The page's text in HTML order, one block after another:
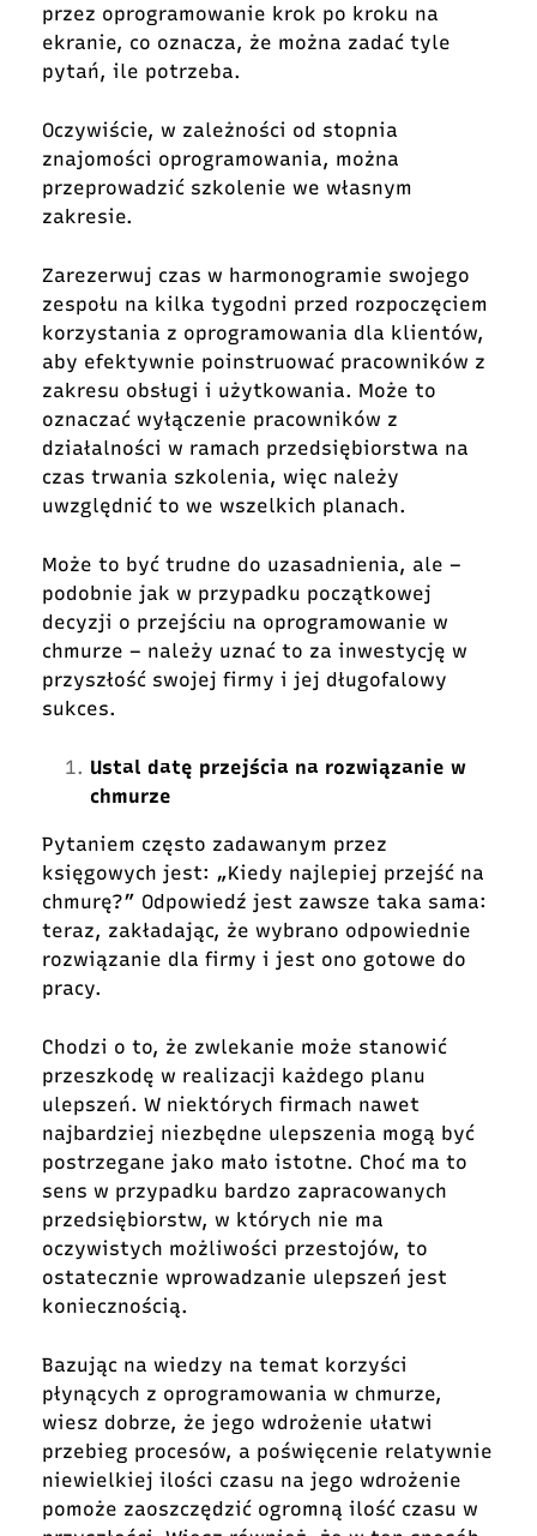
przez oprogramowanie krok po kroku na
ekranie, co oznacza, że można zadać tyle
pytań, ile potrzeba.
Oczywiście, w zależności od stopnia
znajomości oprogramowania, można
przeprowadzić szkolenie we własnym
zakresie.
Zarezerwuj czas w harmonogramie swojego
zespołu na kilka tygodni przed rozpoczęciem
korzystania z oprogramowania dla klientów,
aby efektywnie poinstruować pracowników z
zakresu obsługi i użytkowania. Może to
oznaczać wyłączenie pracowników z
działalności w ramach przedsiębiorstwa na
czas trwania szkolenia, więc należy
uwzględnić to we wszelkich planach.
Może to być trudne do uzasadnienia, ale –
podobnie jak w przypadku początkowej
decyzji o przejściu na oprogramowanie w
chmurze – należy uznać to za inwestycję w
przyszłość swojej firmy i jej długofalowy
sukces.
Ustal datę przejścia na rozwiązanie w
chmurze
Pytaniem często zadawanym przez
księgowych jest: „Kiedy najlepiej przejść na
chmurę?” Odpowiedź jest zawsze taka sama:
teraz, zakładając, że wybrano odpowiednie
rozwiązanie dla firmy i jest ono gotowe do
pracy.
Chodzi o to, że zwlekanie może stanowić
przeszkodę w realizacji każdego planu
ulepszeń. W niektórych firmach nawet
najbardziej niezbędne ulepszenia mogą być
postrzegane jako mało istotne. Choć ma to
sens w przypadku bardzo zapracowanych
przedsiębiorstw, w których nie ma
oczywistych możliwości przestojów, to
ostatecznie wprowadzanie ulepszeń jest
koniecznością.
Bazując na wiedzy na temat korzyści
płynących z oprogramowania w chmurze,
wiesz dobrze, że jego wdrożenie ułatwi
przebieg procesów, a poświęcenie relatywnie
niewielkiej ilości czasu na jego wdrożenie
pomoże zaoszczędzić ogromną ilość czasu w